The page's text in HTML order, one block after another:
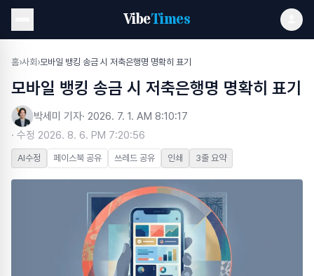
VibeTimes
홈›사회 ›모바일 뱅킹 송금 시 저축은행명 명확히 표기
모바일 뱅킹 송금 시 저축은행명 명확히 표기
박세미 기자· 2026. 7. 1. AM 8:10:17
· 수정 2026. 8. 6. PM 7:20:56
AI수정 페이스북 공유 쓰레드 공유 인쇄 3줄 요약